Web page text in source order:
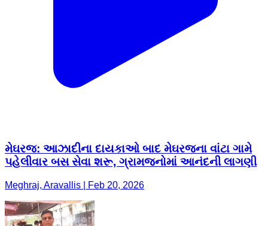
મેઘરજ: આઝાદીના દાયકાઓ બાદ મેઘરજના વાંટા ગામે
પહેલીવાર બસ સેવા શરૂ, ગ્રામજનોમાં આનંદની લાગણી
Meghraj, Aravallis | Feb 20, 2026